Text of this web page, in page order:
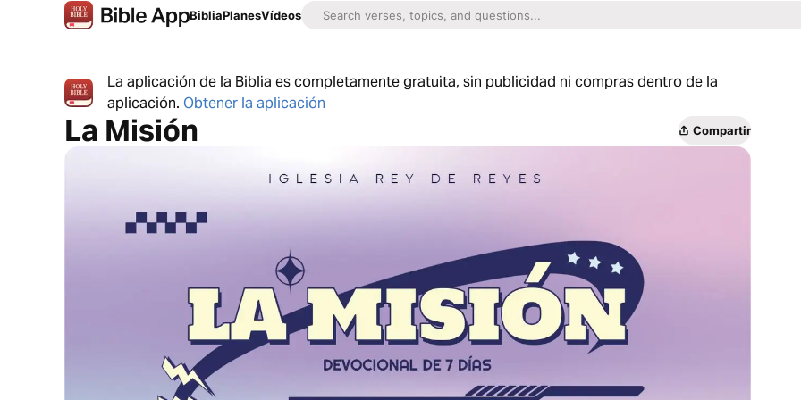
BibliaPlanesVídeos
La aplicación de la Biblia es completamente gratuita, sin publicidad ni compras dentro de la
aplicación. Obtener la aplicación
La Misión Compartir